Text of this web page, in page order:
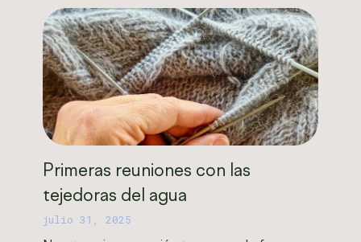
Primeras reuniones con las
tejedoras del agua
julio 31, 2025